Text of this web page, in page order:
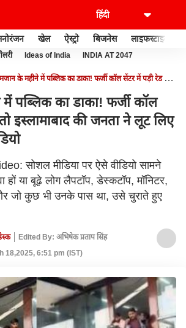
खेल ऐस्ट्रो बिजनेस लाइफस्टाइल
Ideas of India INDIA AT 2047
के महीने में पब्लिक का डाका! फर्जी कॉल सेंटर में पड़ी रेड तो
पब्लिक का डाका! फर्जी कॉल
इस्लामाबाद की जनता ने लूट लिए
सोशल मीडिया पर ऐसे वीडियो सामने
हों या बूढ़े लोग लैपटॉप, डेस्कटॉप, मॉनिटर,
जो कुछ भी उनके पास था, उसे चुराते हुए
Edited By: अभिषेक प्रताप सिंह
18,2025, 6:51 pm (IST)